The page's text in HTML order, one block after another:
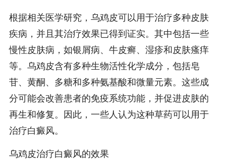
根据相关医学研究，乌鸡皮可以用于治疗多种皮肤
疾病，并且其治疗效果已得到证实。其中包括一些
慢性皮肤病，如银屑病、牛皮癣、湿疹和皮肤瘙痒
等。乌鸡皮含有多种生物活性化学成分，包括皂
苷、黄酮、多糖和多种氨基酸和微量元素。这些成
分可能会改善患者的免疫系统功能，并促进皮肤的
再生和修复。因此，一些人认为这种草药可以用于
治疗白癜风。
乌鸡皮治疗白癜风的效果